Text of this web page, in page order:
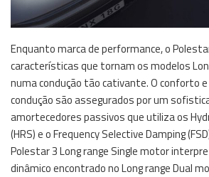
Enquanto marca de performance, o
características que tornam os modelos
numa condução tão cativante. O conforto
condução são assegurados por um
amortecedores passivos que utiliza os
(HRS) e o Frequency Selective Damping
Polestar 3 Long range Single motor
dinâmico encontrado no Long range Dual